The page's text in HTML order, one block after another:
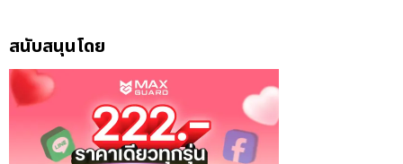
สนับสนุนโดย